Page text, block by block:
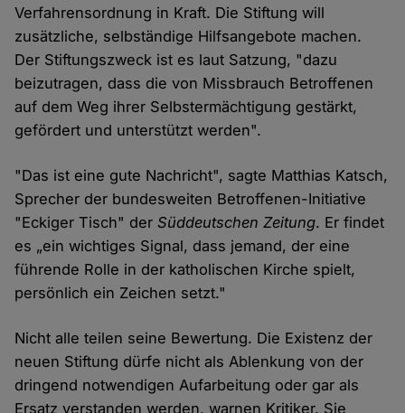
Verfahrensordnung in Kraft. Die Stiftung will
zusätzliche, selbständige Hilfsangebote machen.
Der Stiftungszweck ist es laut Satzung, "dazu
beizutragen, dass die von Missbrauch Betroffenen
auf dem Weg ihrer Selbstermächtigung gestärkt,
gefördert und unterstützt werden".
"Das ist eine gute Nachricht", sagte Matthias Katsch,
Sprecher der bundesweiten Betroffenen-Initiative
"Eckiger Tisch" derSüddeutschen Zeitung. Er findet
es „ein wichtiges Signal, dass jemand, der eine
führende Rolle in der katholischen Kirche spielt,
persönlich ein Zeichen setzt."
Nicht alle teilen seine Bewertung. Die Existenz der
neuen Stiftung dürfe nicht als Ablenkung von der
dringend notwendigen Aufarbeitung oder gar als
Ersatz verstanden werden, warnen Kritiker. Sie